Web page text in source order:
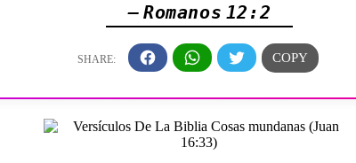
— Romanos 12:2